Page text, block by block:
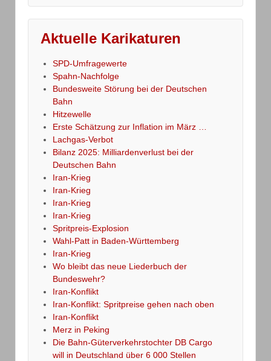
Aktuelle Karikaturen
SPD-Umfragewerte
Spahn-Nachfolge
Bundesweite Störung bei der Deutschen
Bahn
Hitzewelle
Erste Schätzung zur Inflation im März …
Lachgas-Verbot
Bilanz 2025: Milliardenverlust bei der
Deutschen Bahn
Iran-Krieg
Iran-Krieg
Iran-Krieg
Iran-Krieg
Spritpreis-Explosion
Wahl-Patt in Baden-Württemberg
Iran-Krieg
Wo bleibt das neue Liederbuch der
Bundeswehr?
Iran-Konflikt
Iran-Konflikt: Spritpreise gehen nach oben
Iran-Konflikt
Merz in Peking
Die Bahn-Güterverkehrstochter DB Cargo
will in Deutschland über 6 000 Stellen